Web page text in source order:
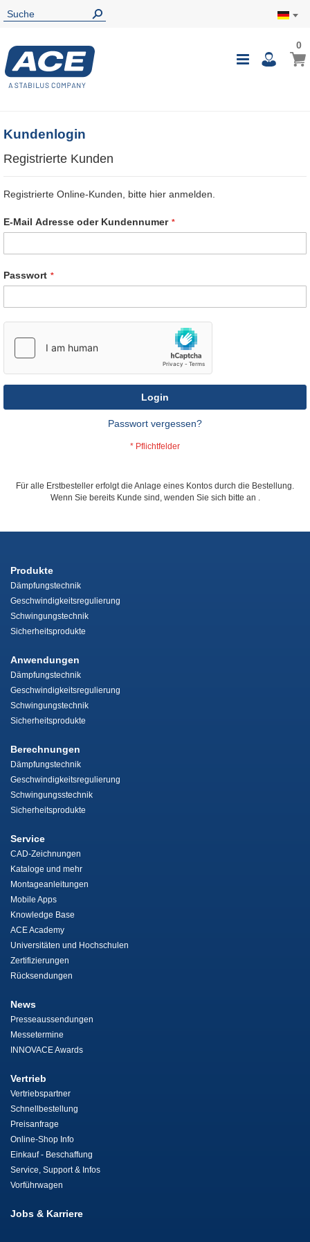
00
Kundenlogin
Registrierte Kunden
Registrierte Online-Kunden, bitte hier anmelden.
E-Mail Adresse oder Kundennumer
Passwort
Login
Passwort vergessen?
Für alle Erstbesteller erfolgt die Anlage eines Kontos durch die Bestellung.
Wenn Sie bereits Kunde sind, wenden Sie sich bitte an .
Produkte
Dämpfungstechnik
Geschwindigkeitsregulierung
Schwingungstechnik
Sicherheitsprodukte
Anwendungen
Dämpfungstechnik
Geschwindigkeitsregulierung
Schwingungstechnik
Sicherheitsprodukte
Berechnungen
Dämpfungstechnik
Geschwindigkeitsregulierung
Schwingungsstechnik
Sicherheitsprodukte
Service
CAD-Zeichnungen
Kataloge und mehr
Montageanleitungen
Mobile Apps
Knowledge Base
ACE Academy
Universitäten und Hochschulen
Zertifizierungen
Rücksendungen
News
Presseaussendungen
Messetermine
INNOVACE Awards
Vertrieb
Vertriebspartner
Schnellbestellung
Preisanfrage
Online-Shop Info
Einkauf - Beschaffung
Service, Support & Infos
Vorführwagen
Jobs & Karriere